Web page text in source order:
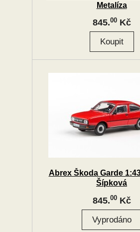
Metalíza
845.00Kč
Abrex Škoda Garde
Šípková
845.00Kč